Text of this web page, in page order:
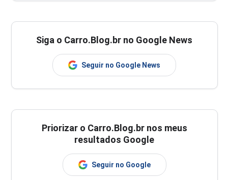
Siga o Carro.Blog.br no Google News
Seguir no Google News
Priorizar o Carro.Blog.br nos meus
resultados Google
Seguir no Google